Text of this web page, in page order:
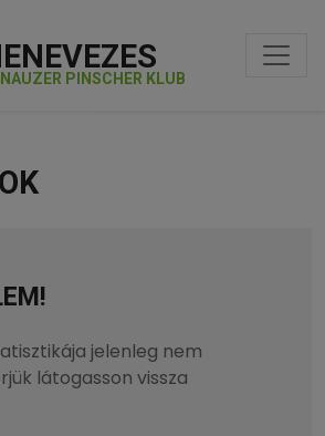
PINSCHER KLUB
jelenleg nem
látogasson vissza